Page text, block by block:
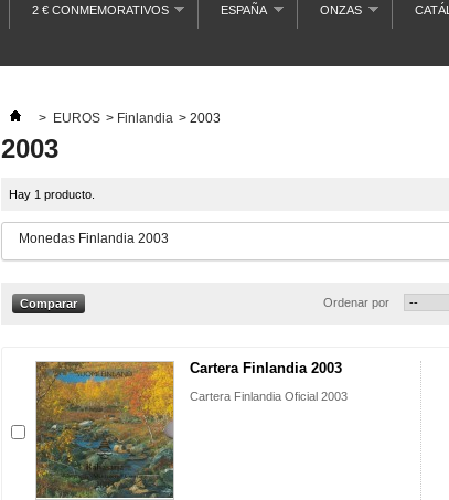
2 € CONMEMORATIVOS ESPAÑA ONZAS
> EUROS > Finlandia > 2003
2003
Hay 1 producto.
Monedas Finlandia 2003
Ordenar por
Cartera Finlandia 2003
Cartera Finlandia Oficial 2003